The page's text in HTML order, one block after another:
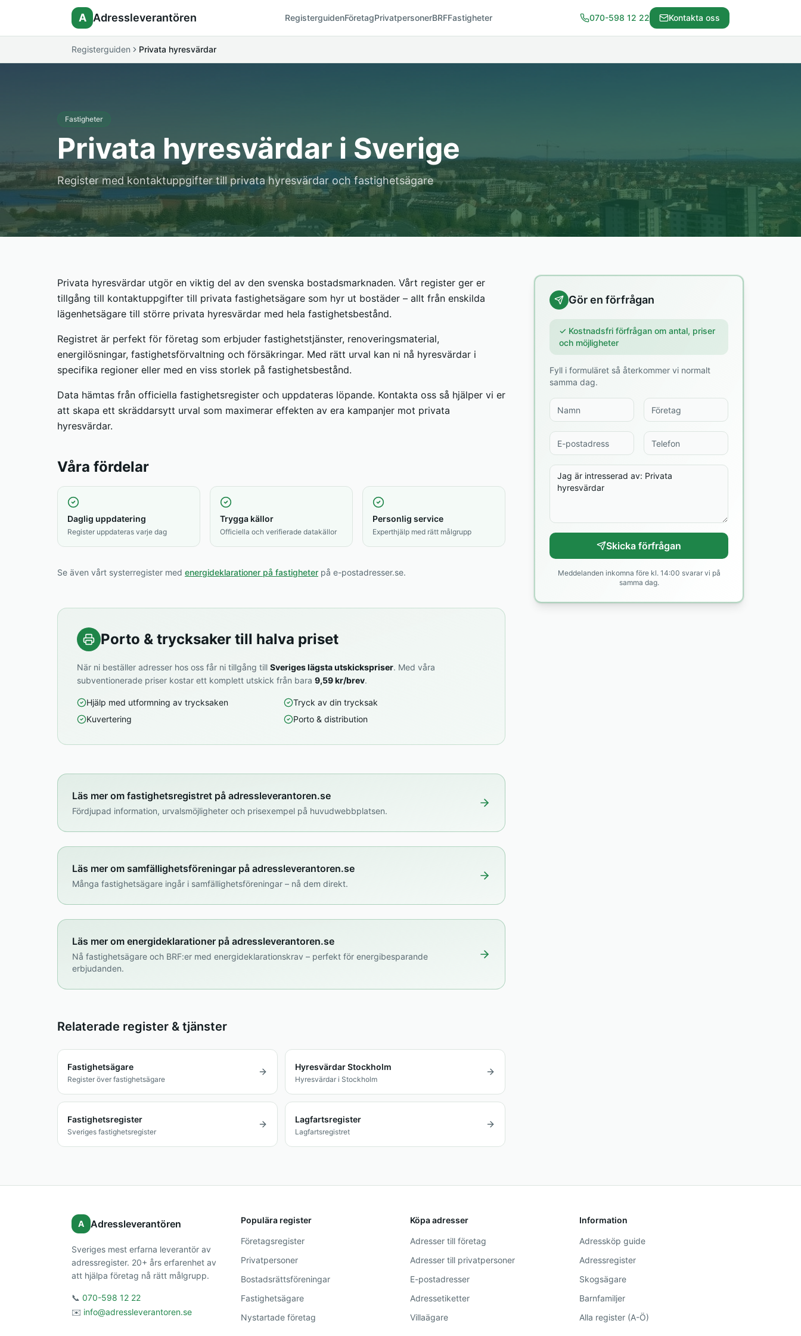
A Adressleverantören RegisterguidenFöretagPrivatpersonerBRFFastigheter 070-598 12 22 Kontakta oss
Registerguiden Privata hyresvärdar
Fastigheter
Privata hyresvärdar i Sverige
Register med kontaktuppgifter till privata hyresvärdar och fastighetsägare
Privata hyresvärdar utgör en viktig del av den svenska bostadsmarknaden. Vårt register ger er
tillgång till kontaktuppgifter till privata fastighetsägare som hyr ut bostäder – allt från enskilda
lägenhetsägare till större privata hyresvärdar med hela fastighetsbestånd.
Registret är perfekt för företag som erbjuder fastighetstjänster, renoveringsmaterial,
energilösningar, fastighetsförvaltning och försäkringar. Med rätt urval kan ni nå hyresvärdar i
specifika regioner eller med en viss storlek på fastighetsbestånd.
Data hämtas från officiella fastighetsregister och uppdateras löpande. Kontakta oss så hjälper vi er
att skapa ett skräddarsytt urval som maximerar effekten av era kampanjer mot privata
hyresvärdar.
Våra fördelar
Daglig uppdatering
Register uppdateras varje dag
Trygga källor
Officiella och verifierade datakällor
Personlig service
Experthjälp med rätt målgrupp
Se även vårt systerregister med energideklarationer på fastigheter på e-postadresser.se.
Porto & trycksaker till halva priset
När ni beställer adresser hos oss får ni tillgång till Sveriges lägsta utskickspriser. Med våra
subventionerade priser kostar ett komplett utskick från bara 9,59 kr/brev.
Hjälp med utformning av trycksaken
Tryck av din trycksak
Kuvertering
Porto & distribution
Läs mer om fastighetsregistret på adressleverantoren.se
Fördjupad information, urvalsmöjligheter och prisexempel på huvudwebbplatsen.
Läs mer om samfällighetsföreningar på adressleverantoren.se
Många fastighetsägare ingår i samfällighetsföreningar – nå dem direkt.
Läs mer om energideklarationer på adressleverantoren.se
Nå fastighetsägare och BRF:er med energideklarationskrav – perfekt för energibesparande
erbjudanden.
Relaterade register & tjänster
Fastighetsägare
Register över fastighetsägare
Hyresvärdar Stockholm
Hyresvärdar i Stockholm
Fastighetsregister
Sveriges fastighetsregister
Lagfartsregister
Lagfartsregistret
Gör en förfrågan
✓ Kostnadsfri förfrågan om antal, priser
och möjligheter
Fyll i formuläret så återkommer vi normalt
samma dag.
Skicka förfrågan
Meddelanden inkomna före kl. 14:00 svarar vi på
samma dag.
A Adressleverantören
Sveriges mest erfarna leverantör av
adressregister. 20+ års erfarenhet av
att hjälpa företag nå rätt målgrupp.
📞 070-598 12 22
✉️ info@adressleverantoren.se
Populära register
Företagsregister
Privatpersoner
Bostadsrättsföreningar
Fastighetsägare
Nystartade företag
Köpa adresser
Adresser till företag
Adresser till privatpersoner
E-postadresser
Adressetiketter
Villaägare
Information
Adressköp guide
Adressregister
Skogsägare
Barnfamiljer
Alla register (A-Ö)